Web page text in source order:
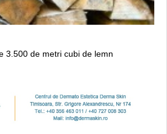
3.500 de metri cubi de lemn